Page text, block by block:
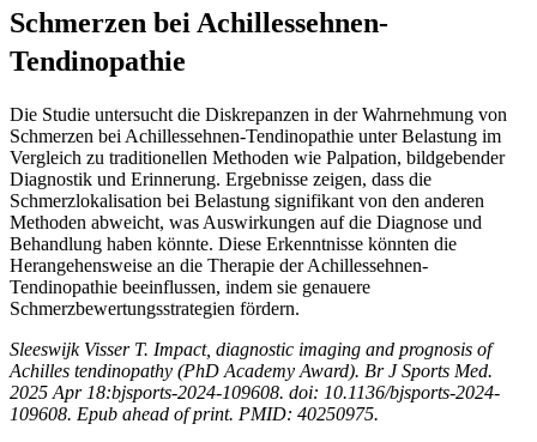
Schmerzen bei Achillessehnen-
Tendinopathie
Die Studie untersucht die Diskrepanzen in der Wahrnehmung von
Schmerzen bei Achillessehnen-Tendinopathie unter Belastung im
Vergleich zu traditionellen Methoden wie Palpation, bildgebender
Diagnostik und Erinnerung. Ergebnisse zeigen, dass die
Schmerzlokalisation bei Belastung signifikant von den anderen
Methoden abweicht, was Auswirkungen auf die Diagnose und
Behandlung haben könnte. Diese Erkenntnisse könnten die
Herangehensweise an die Therapie der Achillessehnen-
Tendinopathie beeinflussen, indem sie genauere
Schmerzbewertungsstrategien fördern.
Sleeswijk Visser T. Impact, diagnostic imaging and prognosis of
Achilles tendinopathy (PhD Academy Award). Br J Sports Med.
2025 Apr 18:bjsports-2024-109608. doi: 10.1136/bjsports-2024-
109608. Epub ahead of print. PMID: 40250975.